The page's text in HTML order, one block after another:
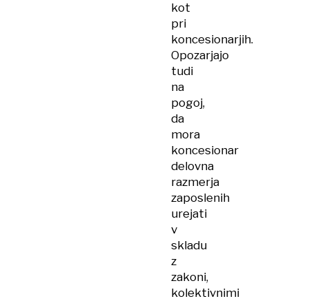
kot
pri
koncesionarjih.
Opozarjajo
tudi
na
pogoj,
da
mora
koncesionar
delovna
razmerja
zaposlenih
urejati
v
skladu
z
zakoni,
kolektivnimi